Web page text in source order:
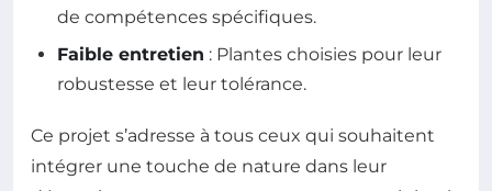
de compétences spécifiques.
Faible entretien : Plantes choisies pour leur
robustesse et leur tolérance.
Ce projet s’adresse à tous ceux qui souhaitent
intégrer une touche de nature dans leur